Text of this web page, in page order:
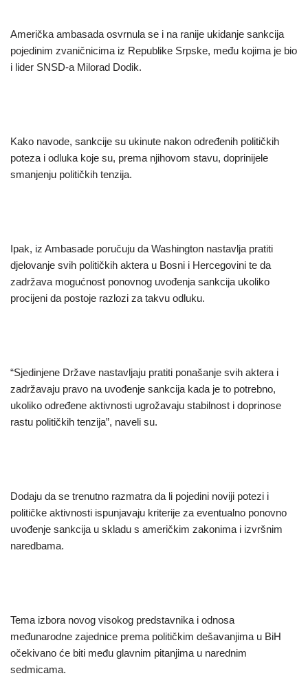
Američka ambasada osvrnula se i na ranije ukidanje sankcija
pojedinim zvaničnicima iz Republike Srpske, među kojima je bio
i lider SNSD-a Milorad Dodik.
Kako navode, sankcije su ukinute nakon određenih političkih
poteza i odluka koje su, prema njihovom stavu, doprinijele
smanjenju političkih tenzija.
Ipak, iz Ambasade poručuju da Washington nastavlja pratiti
djelovanje svih političkih aktera u Bosni i Hercegovini te da
zadržava mogućnost ponovnog uvođenja sankcija ukoliko
procijeni da postoje razlozi za takvu odluku.
“Sjedinjene Države nastavljaju pratiti ponašanje svih aktera i
zadržavaju pravo na uvođenje sankcija kada je to potrebno,
ukoliko određene aktivnosti ugrožavaju stabilnost i doprinose
rastu političkih tenzija”, naveli su.
Dodaju da se trenutno razmatra da li pojedini noviji potezi i
političke aktivnosti ispunjavaju kriterije za eventualno ponovno
uvođenje sankcija u skladu s američkim zakonima i izvršnim
naredbama.
Tema izbora novog visokog predstavnika i odnosa
međunarodne zajednice prema političkim dešavanjima u BiH
očekivano će biti među glavnim pitanjima u narednim
sedmicama.